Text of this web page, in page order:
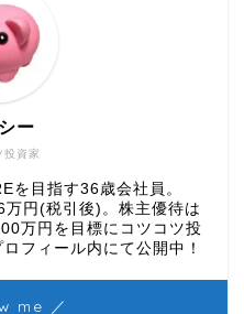
投資家
ー
を目指す36歳会社員。
円(税引後)。株主優待は
万円を目標にコツコツ投
フィール内にて公開中！
me ／